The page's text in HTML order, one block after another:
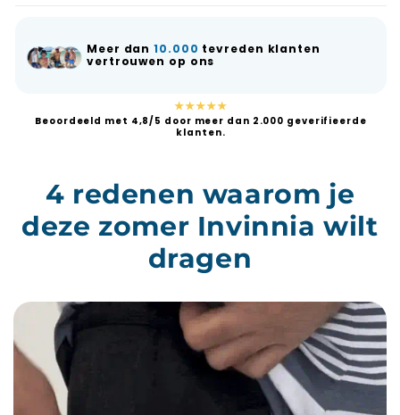
Meer dan10.000 tevreden klanten
vertrouwen op ons
★★★★★
Beoordeeld met 4,8/5 door meer dan 2.000 geverifieerde
klanten.
4 redenen waarom je
deze zomer Invinnia wilt
dragen